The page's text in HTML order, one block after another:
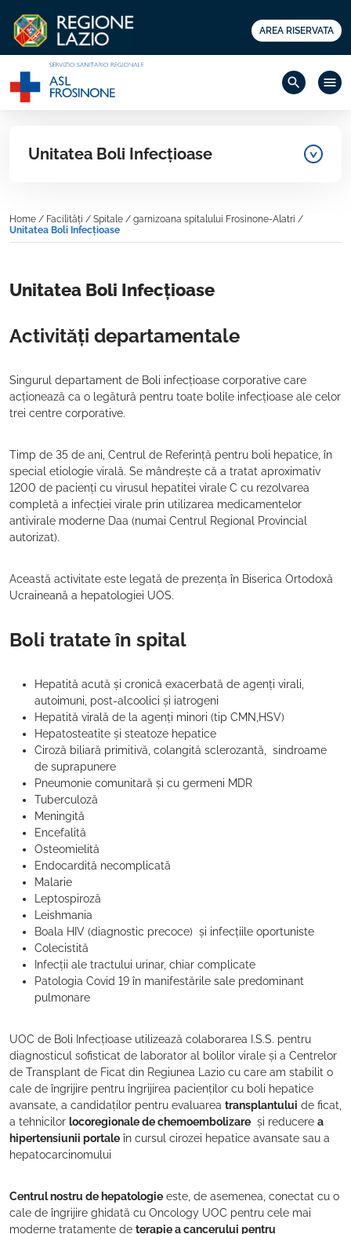
AREA RISERVATA
search menu
Unitatea Boli Infecțioase
Home / Facilități / Spitale / garnizoana spitalului Frosinone-Alatri /
Unitatea Boli Infecțioase
Unitatea Boli Infecțioase
Activități departamentale
Singurul departament de Boli infecțioase corporative care
acționează ca o legătură pentru toate bolile infecțioase ale celor
trei centre corporative.
Timp de 35 de ani, Centrul de Referință pentru boli hepatice, în
special etiologie virală. Se mândrește că a tratat aproximativ
1200 de pacienți cu virusul hepatitei virale C cu rezolvarea
completă a infecției virale prin utilizarea medicamentelor
antivirale moderne Daa (numai Centrul Regional Provincial
autorizat).
Această activitate este legată de prezența în Biserica Ortodoxă
Ucraineană a hepatologiei UOS.
Boli tratate în spital
Hepatită acută și cronică exacerbată de agenți virali,
autoimuni, post-alcoolici și iatrogeni
Hepatită virală de la agenți minori (tip CMN,HSV)
Hepatosteatite și steatoze hepatice
Ciroză biliară primitivă, colangită sclerozantă, sindroame
de suprapunere
Pneumonie comunitară și cu germeni MDR
Tuberculoză
Meningită
Encefalită
Osteomielită
Endocardită necomplicată
Malarie
Leptospiroză
Leishmania
Boala HIV (diagnostic precoce) și infecțiile oportuniste
Colecistită
Infecții ale tractului urinar, chiar complicate
Patologia Covid 19 în manifestările sale predominant
pulmonare
UOC de Boli Infecțioase utilizează colaborarea I.S.S. pentru
diagnosticul sofisticat de laborator al bolilor virale și a Centrelor
de Transplant de Ficat din Regiunea Lazio cu care am stabilit o
cale de îngrijire pentru îngrijirea pacienților cu boli hepatice
avansate, a candidaților pentru evaluarea transplantului de ficat,
a tehnicilor locoregionale de chemoembolizare și reducere a
hipertensiunii portale în cursul cirozei hepatice avansate sau a
hepatocarcinomului
Centrul nostru de hepatologie este, de asemenea, conectat cu o
cale de îngrijire ghidată cu Oncology UOC pentru cele mai
moderne tratamente de terapie a cancerului pentru